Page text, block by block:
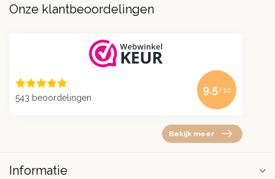
Onze klantbeoordelingen
543 beoordelingen
9.5/10
Bekijk meer
Informatie